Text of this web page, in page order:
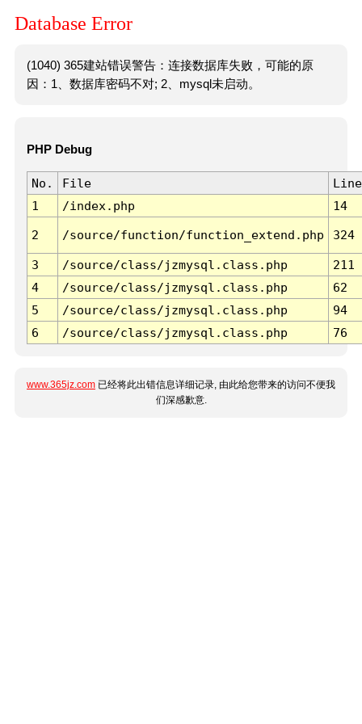
Database Error
(1040) 365建站错误警告：连接数据库失败，可能的原
因：1、数据库密码不对; 2、mysql未启动。
PHP Debug
No. File
Line
1
/index.php 14
2 /source/function/function_extend.php 324
3 /source/class/jzmysql.class.php
211
4
/source/class/jzmysql.class.php
62
5
/source/class/jzmysql.class.php
94
6
/source/class/jzmysql.class.php 76
www.365jz.com 已经将此出错信息详细记录, 由此给您带来的访问不便我
们深感歉意.